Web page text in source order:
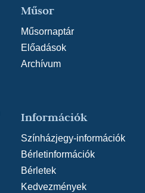
Műsor
Műsornaptár
Előadások
Archívum
Információk
Színházjegy-információk
Bérletinformációk
Bérletek
Kedvezmények